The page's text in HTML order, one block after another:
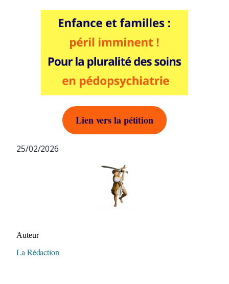
Lien vers la pétition
25/02/2026
Auteur
La Rédaction